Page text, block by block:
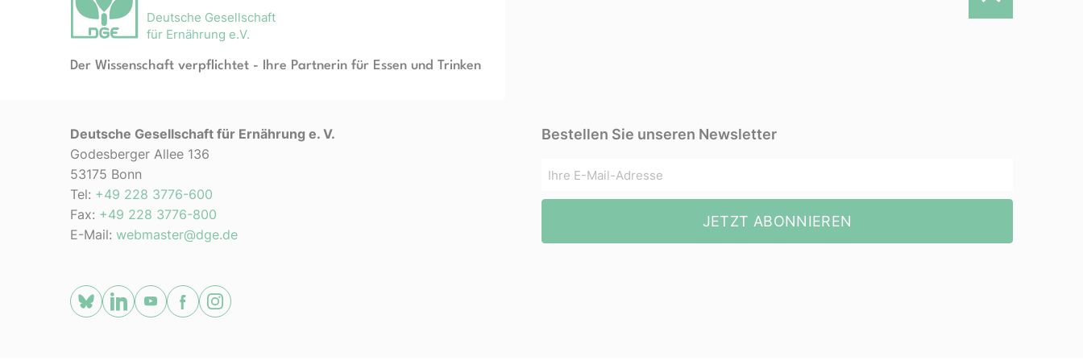
Deutsche Gesellschaft
für Ernährung e.V.
Der Wissenschaft verpflichtet - Ihre Partnerin für Essen und Trinken
Deutsche Gesellschaft für Ernährung e. V.
Godesberger Allee 136
53175 Bonn
Tel: +49 228 3776-600
Fax: +49 228 3776-800
E-Mail: webmaster@dge.de
[socialLinksTitle]
Bestellen Sie unseren Newsletter
JETZT ABONNIEREN